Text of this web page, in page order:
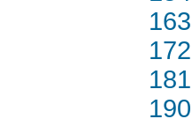
163
172
181
190